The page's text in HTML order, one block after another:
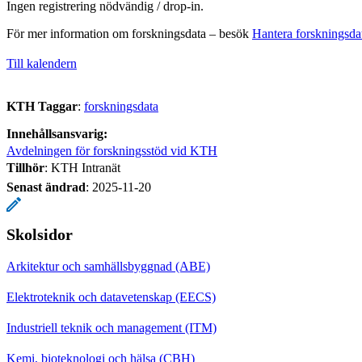
Ingen registrering nödvändig / drop-in.
För mer information om forskningsdata – besök Hantera
Till kalendern
KTH Taggar: forskningsdata
Innehållsansvarig:
Avdelningen för forskningsstöd vid KTH
Tillhör: KTH Intranät
Senast ändrad: 2025-11-20
Skolsidor
Arkitektur och samhällsbyggnad (ABE)
Elektroteknik och datavetenskap (EECS)
Industriell teknik och management (ITM)
Kemi, bioteknologi och hälsa (CBH)